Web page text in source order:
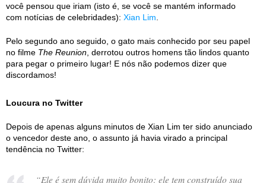
você pensou que iriam (isto é, se você se mantém informado
com notícias de celebridades): Xian Lim
Pelo segundo ano seguido, o gato mais conhecido por seu papel
no filme The Reunion , derrotou outros homens tão lindos quanto
para pegar o primeiro lugar! E nós não podemos dizer que
discordamos!
Loucura no Twitter
Depois de apenas alguns minutos de Xian Lim ter sido anunciado
o vencedor deste ano, o assunto já havia virado a principal
tendência no Twitter:
“Ele é sem dúvida muito bonito; ele tem construído sua